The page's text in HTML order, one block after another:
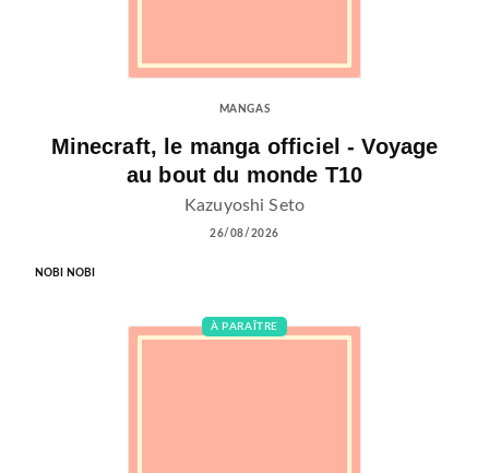
MANGAS
Minecraft, le manga officiel - Voyage
au bout du monde T10
Kazuyoshi Seto
26/08/2026
NOBI NOBI
À PARAÎTRE